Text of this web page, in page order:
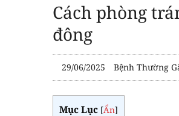
Cách phòng
đông
29/06/2025 Bệnh Thường
Mục Lục [Ẩn]